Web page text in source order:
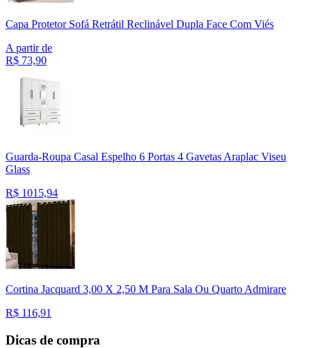
Capa Protetor Sofá Retrátil Reclinável Dupla Face Com Viés
A partir de
R$ 73,90
Guarda-Roupa Casal Espelho 6 Portas 4 Gavetas Araplac Viseu
Glass
R$ 1015,94
Cortina Jacquard 3,00 X 2,50 M Para Sala Ou Quarto Admirare
R$ 116,91
Dicas de compra